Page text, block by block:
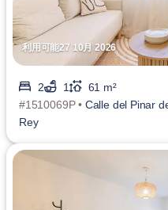
利用可能27 10月 2026
2 1
61 m²
#1510069P • Calle del Pinar
Rey